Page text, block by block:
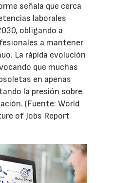
señala que cerca
laborales
obligando a
a mantener
La rápida evolución
que muchas
en apenas
la presión sobre
(Fuente: World
of Jobs Report